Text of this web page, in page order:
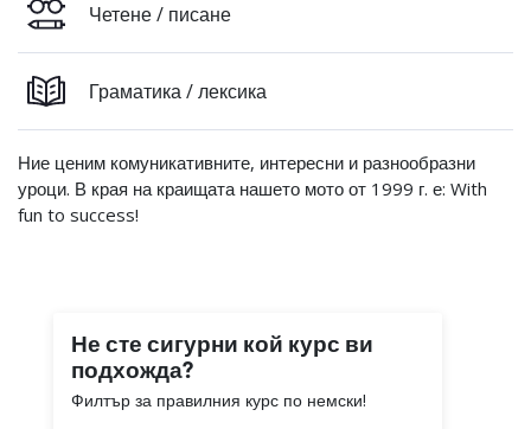
Четене / писане
Граматика / лексика
Ние ценим комуникативните, интересни и разнообразни
уроци. В края на краищата нашето мото от 1999 г. е: With
fun to success!
Не сте сигурни кой курс ви
подхожда?
Филтър за правилния курс по немски!